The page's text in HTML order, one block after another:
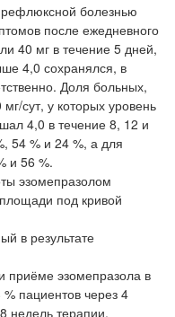
рефлюксной болезнью
после ежедневного
40 мг в течение 5 дней,
4,0 сохранялся, в
Доля больных,
сут, у которых уровень
4,0 в течение 8, 12 и
54 % и 24 %, а для
и 56 %.
эзомепразолом
под кривой
в результате
приёме эзомепразола в
пациентов через 4
недель терапии.